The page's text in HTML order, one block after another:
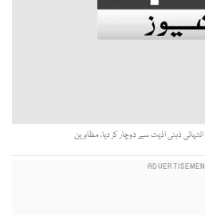
ذہنی اذیت سے دوچار کر دیا، مظاہرین